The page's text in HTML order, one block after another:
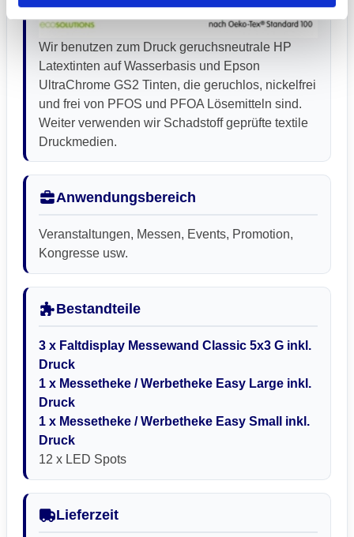
Wir benutzen zum Druck geruchsneutrale HP
Latextinten auf Wasserbasis und Epson
UltraChrome GS2 Tinten, die geruchlos, nickelfrei
und frei von PFOS und PFOA Lösemitteln sind.
Weiter verwenden wir Schadstoff geprüfte textile
Druckmedien.
Anwendungsbereich
Veranstaltungen, Messen, Events, Promotion,
Kongresse usw.
Bestandteile
3 x Faltdisplay Messewand Classic 5x3 G inkl.
Druck
1 x Messetheke / Werbetheke Easy Large inkl.
Druck
1 x Messetheke / Werbetheke Easy Small inkl.
Druck
12 x LED Spots
Lieferzeit